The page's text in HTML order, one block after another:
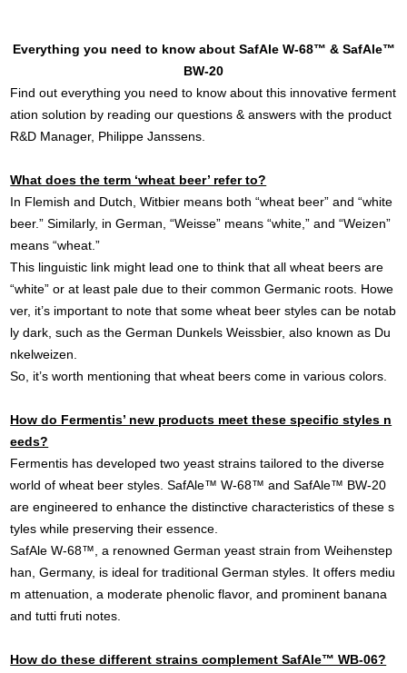
Everything you need to know about SafAle W-68™ & SafAle™
BW-20
Find out everything you need to know about this innovative ferment
ation solution by reading our questions & answers with the product
R&D Manager, Philippe Janssens.
What does the term ‘wheat beer’ refer to?
In Flemish and Dutch, Witbier means both “wheat beer” and “white
beer.” Similarly, in German, “Weisse” means “white,” and “Weizen”
means “wheat.”
This linguistic link might lead one to think that all wheat beers are
“white” or at least pale due to their common Germanic roots. Howe
ver, it’s important to note that some wheat beer styles can be notab
ly dark, such as the German Dunkels Weissbier, also known as Du
nkelweizen.
So, it’s worth mentioning that wheat beers come in various colors.
How do Fermentis’ new products meet these specific styles n
eeds?
Fermentis has developed two yeast strains tailored to the diverse
world of wheat beer styles. SafAle™ W-68™ and SafAle™ BW-20
are engineered to enhance the distinctive characteristics of these s
tyles while preserving their essence.
SafAle W-68™, a renowned German yeast strain from Weihenstep
han, Germany, is ideal for traditional German styles. It offers mediu
m attenuation, a moderate phenolic flavor, and prominent banana
and tutti fruti notes.
How do these different strains complement SafAle™ WB-06?